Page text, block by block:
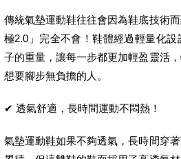
傳統氣墊運動鞋往往會因為鞋底技術
極2.0」完全不會！鞋體經過輕量化
子的重量，讓每一步都更加輕盈靈活
想要腳步無負擔的人。
✔ 透氣舒適，長時間運動不悶熱！
氣墊運動鞋如果不夠透氣，長時間穿